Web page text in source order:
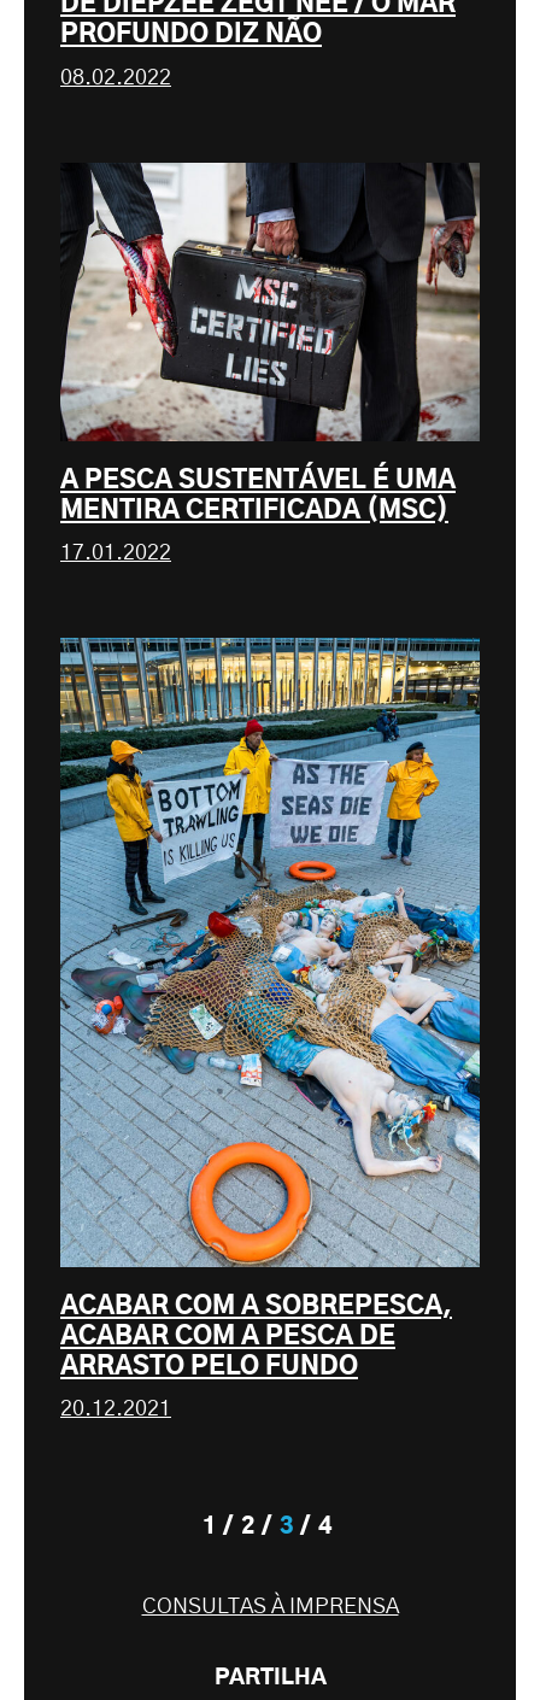
PROFUNDO DIZ NÃO
08.02.2022
A PESCA SUSTENTÁVEL É UMA
MENTIRA CERTIFICADA (MSC)
17.01.2022
ACABAR COM A SOBREPESCA,
ACABAR COM A PESCA DE
ARRASTO PELO FUNDO
20.12.2021
1 2 3 4
CONSULTAS À IMPRENSA
PARTILHA